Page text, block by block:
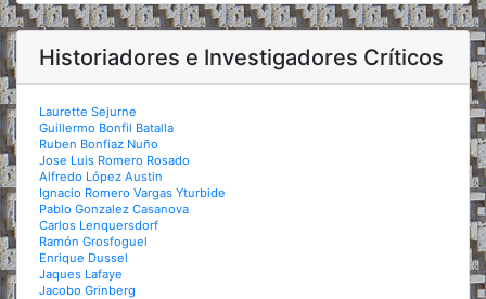
Historiadores e Investigadores Críticos
Laurette Sejurne
Guillermo Bonfil Batalla
Ruben Bonfiaz Nuño
Jose Luis Romero Rosado
Alfredo López Austin
Ignacio Romero Vargas Yturbide
Pablo Gonzalez Casanova
Carlos Lenquersdorf
Ramón Grosfoguel
Enrique Dussel
Jaques Lafaye
Jacobo Grinberg